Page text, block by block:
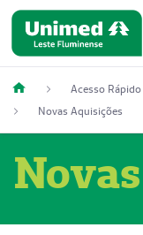
Acesso Rápido
Novas Aquisições